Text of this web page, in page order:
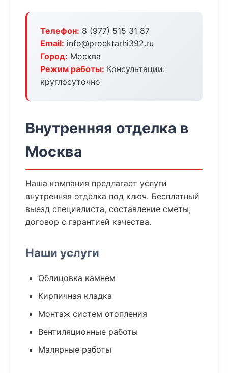
Телефон: 8 (977) 515 31 87
Email: info@proektarhi392.ru
Город: Москва
Режим работы: Консультации:
круглосуточно
Внутренняя отделка в
Москва
Наша компания предлагает услуги
внутренняя отделка под ключ. Бесплатный
выезд специалиста, составление сметы,
договор с гарантией качества.
Наши услуги
Облицовка камнем
Кирпичная кладка
Монтаж систем отопления
Вентиляционные работы
Малярные работы